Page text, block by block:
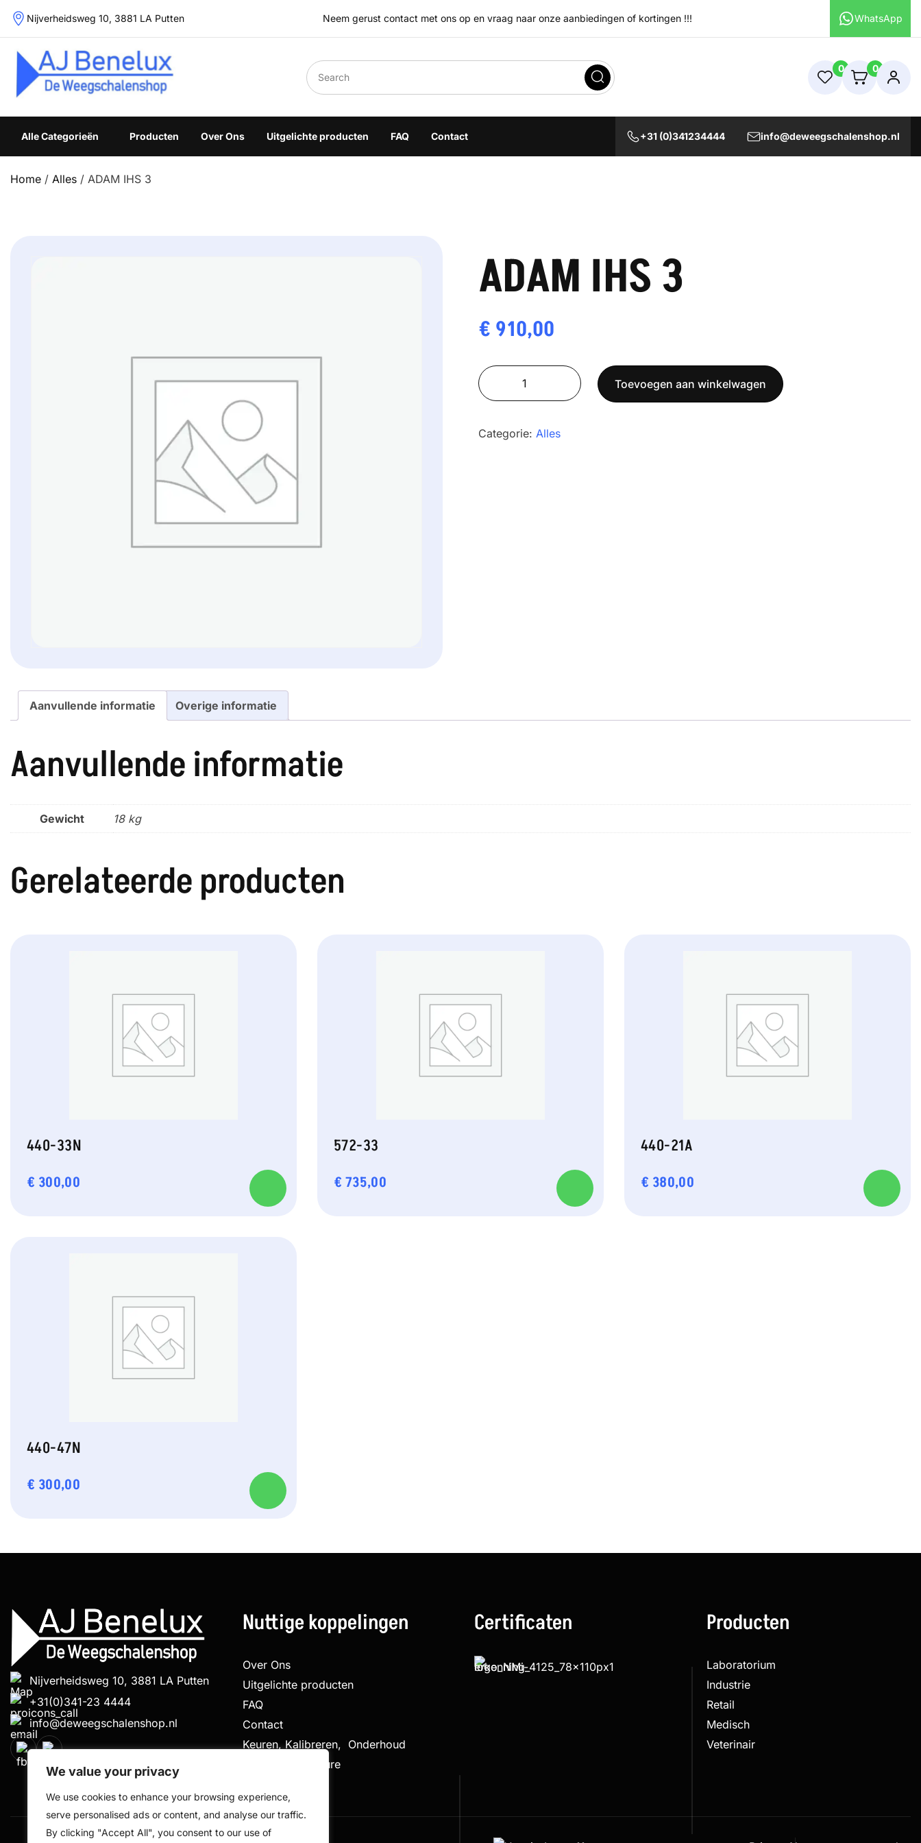
We value your privacy
We use cookies to enhance your browsing experience,
serve personalised ads or content, and analyse our traffic.
By clicking "Accept All", you consent to our use of
Skip
Nijverheidsweg 10, 3881 LA Putten Neem gerust contact met ons op en vraag naar onze aanbiedingen of kortingen !!! WhatsApp
Weegschalenshop | Precisieweegschalen & Industriële Weegoplossingen
0 0
Alle Categorieën Producten Over Ons Uitgelichte producten FAQ Contact +31 (0)341234444 info@deweegschalenshop.nl
Home / Alles / ADAM IHS 3
ADAM IHS 3
€ 910,00
ADAM
IHS
aantal
Toevoegen aan winkelwagen
Categorie:Alles
Aanvullende informatie Overige informatie
Aanvullende informatie
Gewicht 18 kg
Gerelateerde producten
440-33N
€ 300,00
572-33
€ 735,00
440-21A
€ 380,00
440-47N
€ 300,00
Nijverheidsweg 10, 3881 LA Putten
+31(0)341-23 4444
info@deweegschalenshop.nl
Nuttige koppelingen
Over Ons
Uitgelichte producten
FAQ
Contact
Keuren, Kalibreren, Onderhoud
Klachtenprocedure
Certificaten Producten
Laboratorium
Industrie
Retail
Medisch
Veterinair